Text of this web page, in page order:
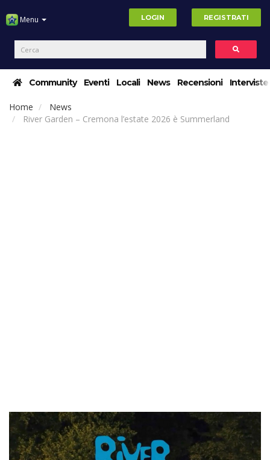
Menu LOGIN REGISTRATI
Community Eventi Locali News Recensioni Interviste
Home
News
River Garden – Cremona l’estate 2026 è Summerland